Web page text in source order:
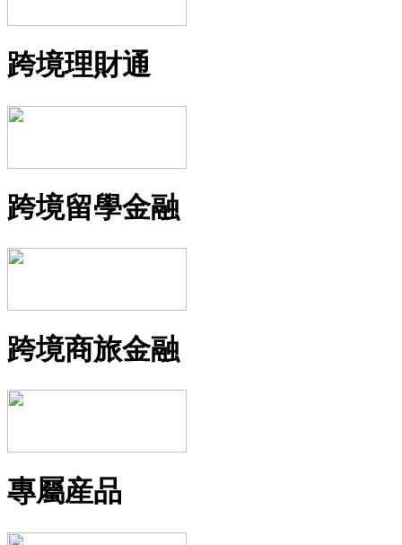
跨境理財通
跨境留學金融
跨境商旅金融
專屬産品